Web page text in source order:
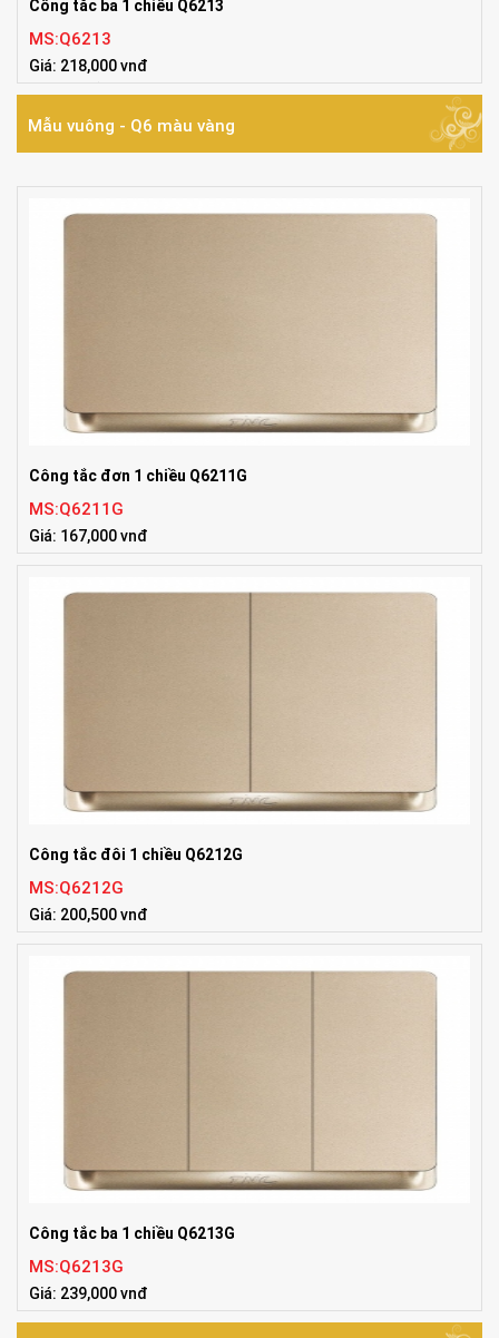
Công tắc ba 1 chiều Q6213
MS:Q6213
Giá: 218,000 vnđ
Tiêu chuẩn:ISO9001:2008, UL, TUV, IEC,
Mẫu vuông - Q6 màu vàng
Công tắc đơn 1 chiều Q6211G
MS:Q6211G
Giá: 167,000 vnđ
Công tắc đôi 1 chiều Q6212G
MS:Q6212G
Giá: 200,500 vnđ
Công tắc ba 1 chiều Q6213G
MS:Q6213G
Giá: 239,000 vnđ